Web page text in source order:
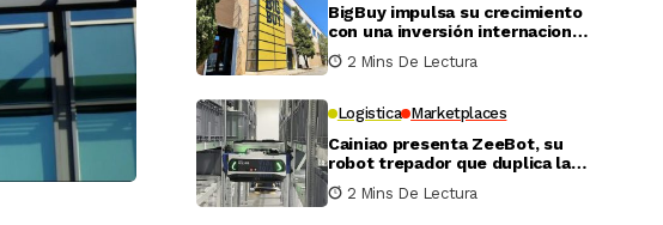
BigBuy impulsa su crecimiento
con una inversión internacional
de 4 millones
2 Mins De Lectura
Logistica Marketplaces
Cainiao presenta ZeeBot, su
robot trepador que duplica la
eficiencia de almacenamiento
y recogida en pruebas reales
2 Mins De Lectura